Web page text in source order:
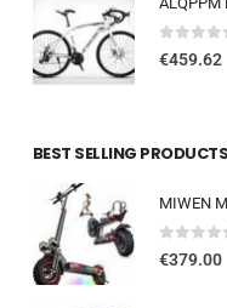
0out of 5
€459.62
BEST SELLING PRODUCTS
0out of 5
€379.00